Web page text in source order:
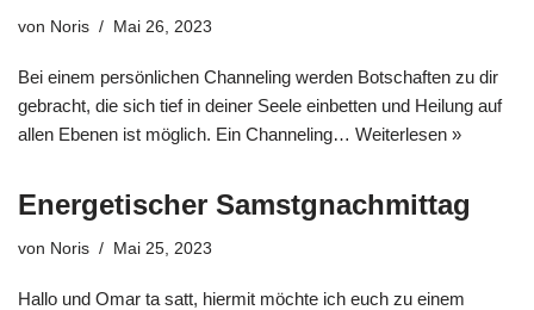
von Noris Mai 26, 2023
Bei einem persönlichen Channeling werden Botschaften zu dir
gebracht, die sich tief in deiner Seele einbetten und Heilung auf
allen Ebenen ist möglich. Ein Channeling… Weiterlesen »
Energetischer Samstgnachmittag
von Noris Mai 25, 2023
Hallo und Omar ta satt, hiermit möchte ich euch zu einem